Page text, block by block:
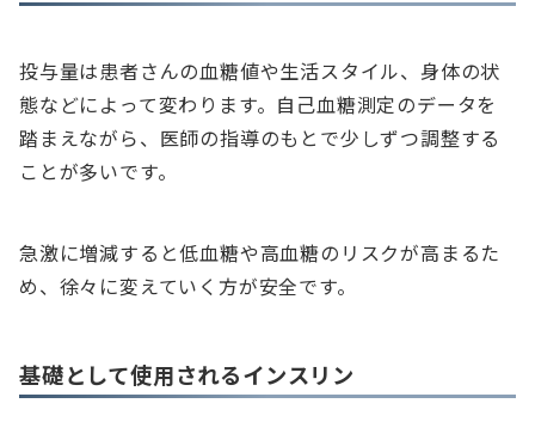
投与量は患者さんの血糖値や生活スタイル、身体の状
態などによって変わります。自己血糖測定のデータを
踏まえながら、医師の指導のもとで少しずつ調整する
ことが多いです。
急激に増減すると低血糖や高血糖のリスクが高まるた
め、徐々に変えていく方が安全です。
基礎として使用されるインスリン